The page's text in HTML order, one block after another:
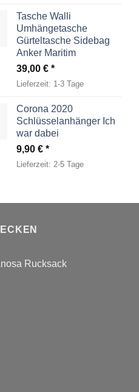
Tasche Walli
Umhängetasche
Gürteltasche Sidebag
Anker Maritim
39,00 €
Lieferzeit: 1-3 Tage
Corona 2020
Schlüsselanhänger Ich
war dabei
9,90 €
Lieferzeit: 2-5 Tage